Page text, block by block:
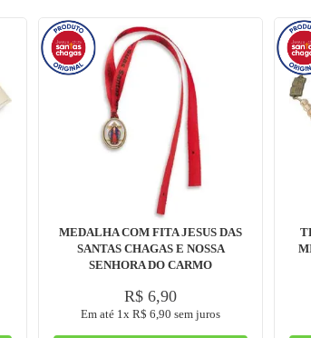
MEDALHA COM FITA JESUS DAS
SANTAS CHAGAS E NOSSA
SENHORA DO CARMO
R$ 6,90
Em até 1 x R$ 6 90 sem juros